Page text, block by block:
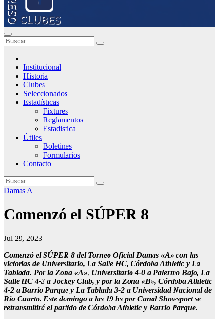
Institucional
Historia
Clubes
Seleccionados
Estadísticas
Fixtures
Reglamentos
Estadistica
Útiles
Boletines
Formularios
Contacto
Damas A
Comenzó el SÚPER 8
Jul 29, 2023
Comenzó el SÚPER 8 del Torneo Oficial Damas «A» con las
victorias de Universitario, La Salle HC, Córdoba Athletic y La
Tablada. Por la Zona «A», Universitario 4-0 a Palermo Bajo, La
Salle HC 4-3 a Jockey Club, y por la Zona «B», Córdoba Athletic
4-2 a Barrio Parque y La Tablada 3-2 a Universidad Nacional de
Río Cuarto. Este domingo a las 19 hs por Canal Showsport se
retransmitirá el partido de Córdoba Athletic y Barrio Parque.